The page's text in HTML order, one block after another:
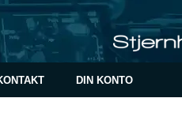
DIN KONTO